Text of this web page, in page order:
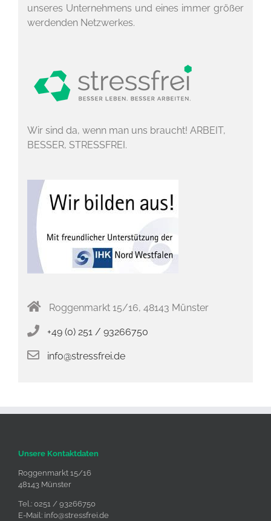
unseres Unternehmens und eines immer größer
werdenden Netzwerkes.
Wir sind da, wenn man uns braucht! ARBEIT,
BESSER, STRESSFREI.
Roggenmarkt 15/16, 48143 Münster
+49 (0) 251 / 93266750
info@stressfrei.de
Unsere Kontaktdaten
Roggenmarkt 15/16
48143 Münster
Tel.: 0251 / 93266750
E-Mail: info@stressfrei.de